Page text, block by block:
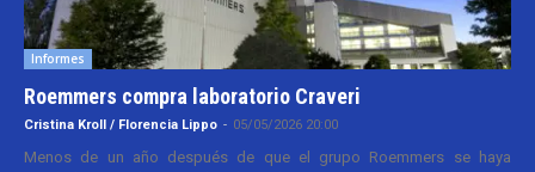
Informes
Roemmers compra laboratorio Craveri
Cristina Kroll / Florencia Lippo - 05/05/2026 20:00
Menos de un año después de que el grupo Roemmers se haya